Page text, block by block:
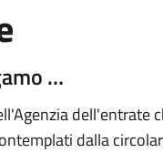
…
dell'entrate
dalla